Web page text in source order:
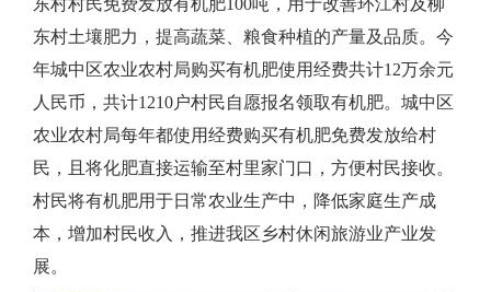
东村村民免费发放有机肥100吨 ，用于改善环江村及柳
东村土壤肥力 ， 提高蔬菜、粮食种植的产量及品质。 今
年城中区农业农村局购买有机肥使用经费共计12万余元
人民币， 共计1210户村民自愿报名领取有机肥。 城中区
农业农村局每年都使用经费购买有机肥免费发放给村
民，且将化肥直接运输至村里家门口，方便村民接收。
村民将有机肥用于日常农业生产中，降低家庭生产成
本，增加村民收入，推进我区乡村休闲旅游业产业发
展。